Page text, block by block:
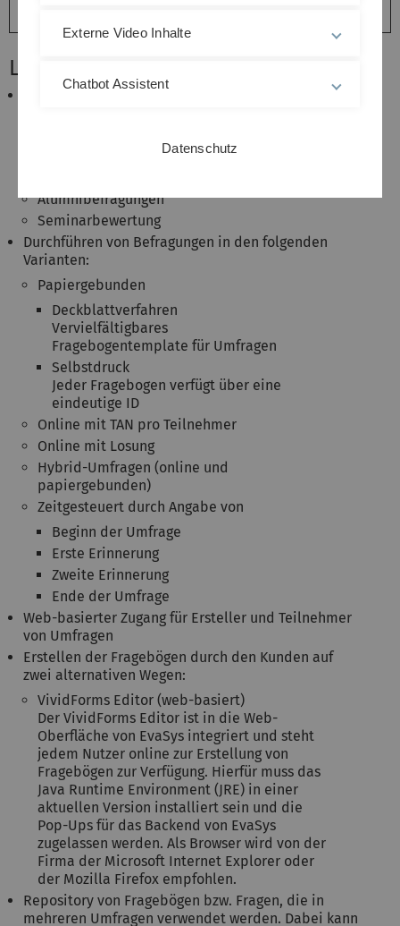
Leistungsmerkmale
Programme, Module)
Alumnibefragungen
Seminarbewertung
Durchführen von Befragungen in den folgenden
Varianten:
Papiergebunden
Deckblattverfahren
Vervielfältigbares
Fragebogentemplate für Umfragen
Selbstdruck
Jeder Fragebogen verfügt über eine
eindeutige ID
Online mit TAN pro Teilnehmer
Online mit Losung
Hybrid-Umfragen (online und
papiergebunden)
Zeitgesteuert durch Angabe von
Beginn der Umfrage
Erste Erinnerung
Zweite Erinnerung
Ende der Umfrage
Web-basierter Zugang für Ersteller und Teilnehmer
von Umfragen
Erstellen der Fragebögen durch den Kunden auf
zwei alternativen Wegen:
VividForms Editor (web-basiert)
Der VividForms Editor ist in die Web-
Oberfläche von EvaSys integriert und steht
jedem Nutzer online zur Erstellung von
Fragebögen zur Verfügung. Hierfür muss das
Java Runtime Environment (JRE) in einer
aktuellen Version installiert sein und die
Pop-Ups für das Backend von EvaSys
zugelassen werden. Als Browser wird von der
Firma der Microsoft Internet Explorer oder
der Mozilla Firefox empfohlen.
Repository von Fragebögen bzw. Fragen, die in
mehreren Umfragen verwendet werden. Dabei kann
Externe Video Inhalte
Chatbot Assistent
Datenschutz